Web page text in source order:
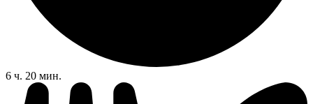
6 ч. 20 мин.